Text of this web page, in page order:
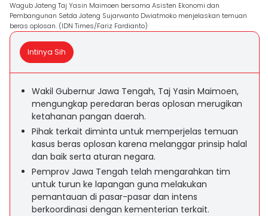
Wagub Jateng Taj Yasin Maimoen bersama Asisten Ekonomi dan
Pembangunan Setda Jateng Sujarwanto Dwiatmoko menjelaskan temuan
beras oplosan. (IDN Times/Fariz Fardianto)
Intinya Sih
Wakil Gubernur Jawa Tengah, Taj Yasin Maimoen,
mengungkap peredaran beras oplosan merugikan
ketahanan pangan daerah.
Pihak terkait diminta untuk memperjelas temuan
kasus beras oplosan karena melanggar prinsip halal
dan baik serta aturan negara.
Pemprov Jawa Tengah telah mengarahkan tim
untuk turun ke lapangan guna melakukan
pemantauan di pasar-pasar dan intens
berkoordinasi dengan kementerian terkait.